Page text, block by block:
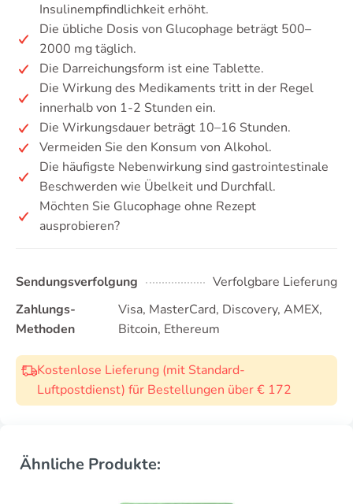
Insulinempfindlichkeit erhöht.
Die übliche Dosis von Glucophage beträgt 500–
2000 mg täglich.
Die Darreichungsform ist eine Tablette.
Die Wirkung des Medikaments tritt in der Regel
innerhalb von 1-2 Stunden ein.
Die Wirkungsdauer beträgt 10–16 Stunden.
Vermeiden Sie den Konsum von Alkohol.
Die häufigste Nebenwirkung sind gastrointestinale
Beschwerden wie Übelkeit und Durchfall.
Möchten Sie Glucophage ohne Rezept
ausprobieren?
Sendungsverfolgung
Verfolgbare Lieferung
Zahlungs-
Methoden
Visa, MasterCard, Discovery, AMEX,
Bitcoin, Ethereum
Kostenlose Lieferung (mit Standard-
Luftpostdienst) für Bestellungen über € 172
Ähnliche Produkte: